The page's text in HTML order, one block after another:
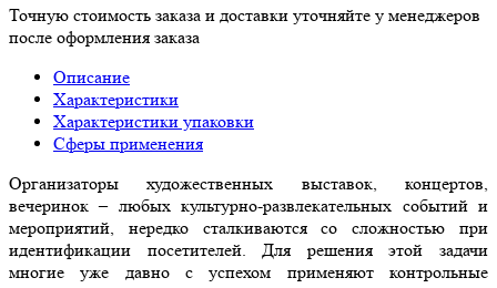
Точную стоимость заказа и доставки уточняйте у менеджеров
после оформления заказа
Описание
Характеристики
Характеристики упаковки
Сферы применения
Организаторы художественных выставок, концертов,
вечеринок – любых культурно-развлекательных событий и
мероприятий, нередко сталкиваются со сложностью при
идентификации посетителей. Для решения этой задачи
многие уже давно с успехом применяют контрольные